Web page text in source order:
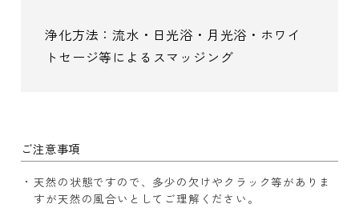
浄化方法：流水・日光浴・月光浴・ホワイ
トセージ等によるスマッジング
ご注意事項
天然の状態ですので、多少の欠けやクラック等がありま
すが天然の風合いとしてご理解ください。